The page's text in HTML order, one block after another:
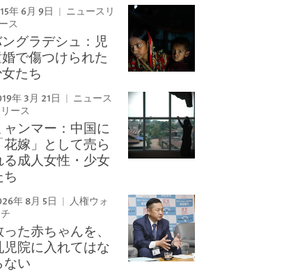
年 6月 9日
ニュースリ
ス
グラデシュ：児
で傷つけられた
たち
年 3月 21日
ニュース
リース
ャンマー：中国に
花嫁」として売ら
る成人女性・少女
ち
年 8月 5日
人権ウォ
た赤ちゃんを、
児院に入れてはな
ない